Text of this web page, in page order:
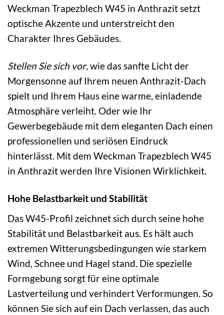
Weckman Trapezblech W45 in Anthrazit setzt
optische Akzente und unterstreicht den
Charakter Ihres Gebäudes.
Stellen Sie sich vor, wie das sanfte Licht der
Morgensonne auf Ihrem neuen Anthrazit-Dach
spielt und Ihrem Haus eine warme, einladende
Atmosphäre verleiht. Oder wie Ihr
Gewerbegebäude mit dem eleganten Dach einen
professionellen und seriösen Eindruck
hinterlässt. Mit dem Weckman Trapezblech W45
in Anthrazit werden Ihre Visionen Wirklichkeit.
Hohe Belastbarkeit und Stabilität
Das W45-Profil zeichnet sich durch seine hohe
Stabilität und Belastbarkeit aus. Es hält auch
extremen Witterungsbedingungen wie starkem
Wind, Schnee und Hagel stand. Die spezielle
Formgebung sorgt für eine optimale
Lastverteilung und verhindert Verformungen. So
können Sie sich auf ein Dach verlassen, das auch